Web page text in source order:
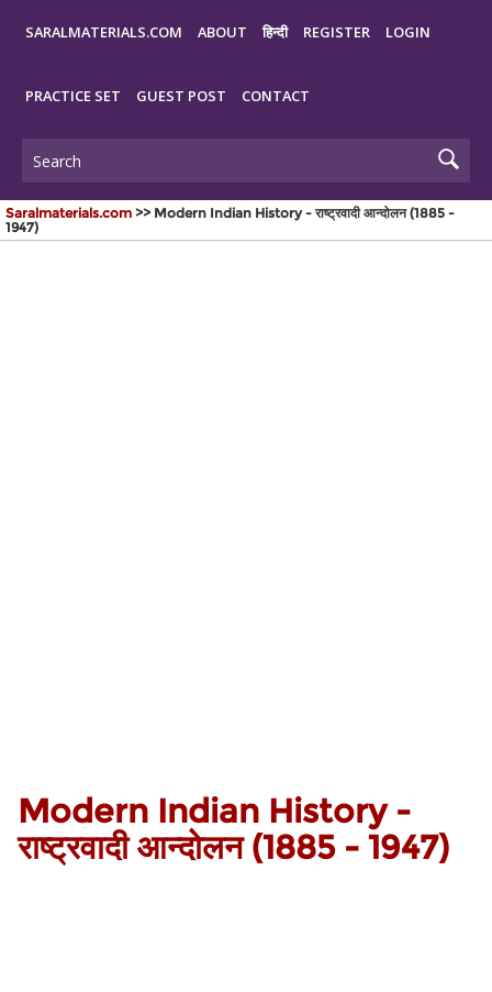
SARALMATERIALS.COM ABOUT हिन्दी REGISTER LOGIN
PRACTICE SET GUEST POST CONTACT
Saralmaterials.com >> Modern Indian History - राष्ट्रवादी आन्दोलन (1885 -
1947)
Modern Indian History -
राष्ट्रवादी आन्दोलन (1885 - 1947)